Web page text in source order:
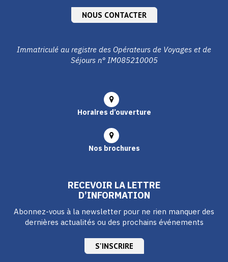
NOUS CONTACTER
Immatriculé au registre des Opérateurs de Voyages et de
Séjours n° IM085210005
Horaires d’ouverture
Nos brochures
RECEVOIR LA LETTRE
D’INFORMATION
Abonnez-vous à la newsletter pour ne rien manquer des
dernières actualités ou des prochains événements
S'INSCRIRE